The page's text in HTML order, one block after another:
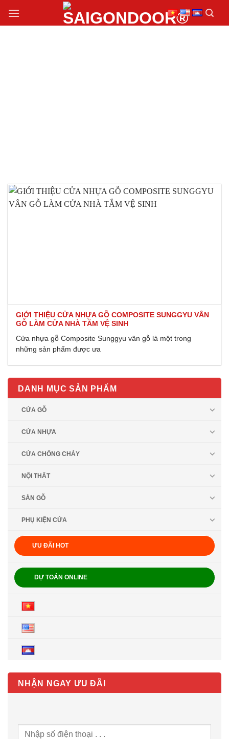
đến
GIỚI THIỆU CỬA NHỰA GỖ COMPOSITE SUNGGYU VÂN
GỖ LÀM CỬA NHÀ TẮM VỆ SINH
Cửa nhựa gỗ Composite Sunggyu vân gỗ là một trong
những sản phẩm được ưa
DANH MỤC SẢN PHẨM
CỬA GỖ
CỬA NHỰA
CỬA CHỐNG CHÁY
NỘI THẤT
SÀN GỖ
PHỤ KIỆN CỬA
ƯU ĐÃI HOT
DỰ TOÁN ONLINE
NHẬN NGAY ƯU ĐÃI